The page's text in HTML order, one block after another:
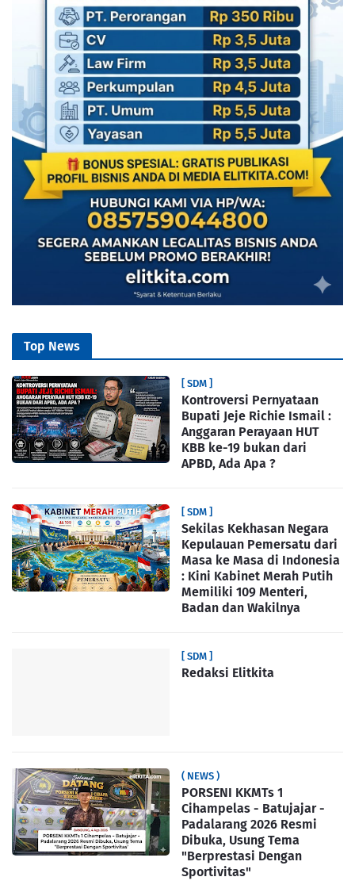
Top News
[ SDM ]
Kontroversi Pernyataan
Bupati Jeje Richie Ismail :
Anggaran Perayaan HUT
KBB ke-19 bukan dari
APBD, Ada Apa ?
[ SDM ]
Sekilas Kekhasan Negara
Kepulauan Pemersatu dari
Masa ke Masa di Indonesia
: Kini Kabinet Merah Putih
Memiliki 109 Menteri,
Badan dan Wakilnya
[ SDM ]
Redaksi Elitkita
( NEWS )
PORSENI KKMTs 1
Cihampelas - Batujajar -
Padalarang 2026 Resmi
Dibuka, Usung Tema
"Berprestasi Dengan
Sportivitas"